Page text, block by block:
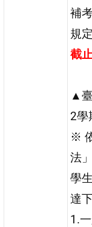
補
規
截
▲
2學
※
法」
學
達
1.